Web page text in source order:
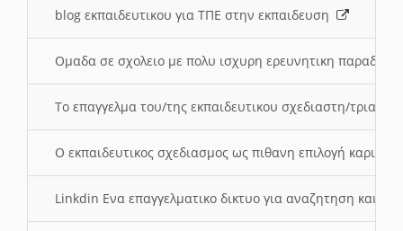
blog εκπαιδευτικου για ΤΠΕ στην εκπαιδευση
Ομαδα σε σχολειο με πολυ ισχυρη ερευνητικη
Το επαγγελμα του/της εκπαιδευτικου σχεδιαστη/τριας
Ο εκπαιδευτικος σχεδιασμος ως πιθανη επιλογή
Linkdin Ενα επαγγελματικο δικτυο για αναζητηση και